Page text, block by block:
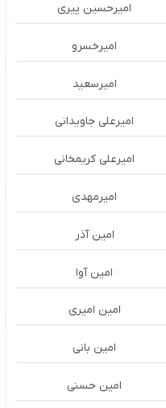
امیرحسین پیری
امیرخسرو
امیرسعید
امیرعلی جاویدانی
امیرعلی کریمخانی
امیرمهدی
امین آذر
امین آوا
امین امیری
امین بانی
امین حسنی